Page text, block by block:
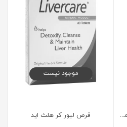
کپسول ژلاتینی امگا فلکس 1000 میلی گرم هلث برست 60 عدد
موجود نیست
قرص لیور کر هلث اید